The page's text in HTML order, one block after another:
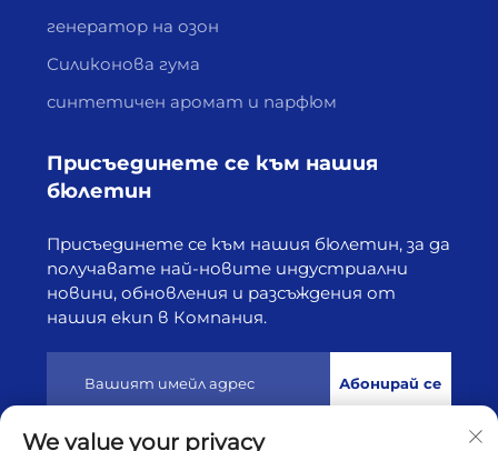
генератор на озон
Силиконова гума
синтетичен аромат и парфюм
Присъединете се към нашия
бюлетин
Присъединете се към нашия бюлетин, за да
получавате най-новите индустриални
новини, обновления и разсъждения от
нашия екип в Компания.
Абонирай се
We value your privacy